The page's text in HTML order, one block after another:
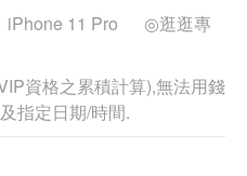
11 Pro
◎逛逛專
資格之累積計算),無法用錢
指定日期/時間.